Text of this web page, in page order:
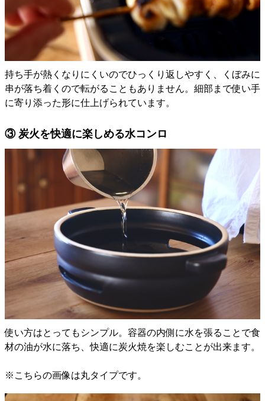
持ち手が熱くなりにくいのでひっくり返しやすく、くぼみに
串が落ち着くので転がることもありません。細部まで使い手
に寄り添った形に仕上げられています。
③ 炭火を快適に楽しめる水コンロ
使い方はとってもシンプル。容器の内側に水を張ることで食
材の油が水に落ち、快適に炭火焼を楽しむことが出来ます。
※こちらの画像は丸タイプです。